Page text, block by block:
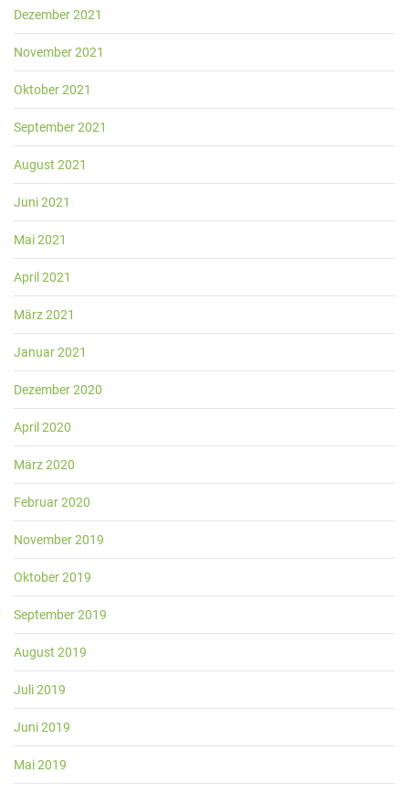
Dezember 2021
November 2021
Oktober 2021
September 2021
August 2021
Juni 2021
Mai 2021
April 2021
März 2021
Januar 2021
Dezember 2020
April 2020
März 2020
Februar 2020
November 2019
Oktober 2019
September 2019
August 2019
Juli 2019
Juni 2019
Mai 2019